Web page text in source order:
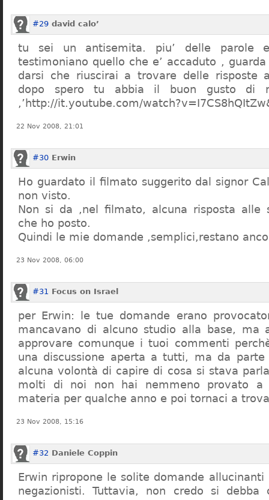
#29 david calo’
tu sei un antisemita. piu’ delle parole
testimoniano quello che e’ accaduto , guarda
darsi che riuscirai a trovare delle risposte
dopo spero tu abbia il buon gusto di
,’http://it.youtube.com/
22 Nov 2008, 21:01
#30 Erwin
Ho guardato il filmato suggerito dal signor
non visto.
Non si da ,nel filmato, alcuna risposta alle
che ho posto.
Quindi le mie domande ,semplici,restano
23 Nov 2008, 06:00
#31 Focus on Israel
per Erwin: le tue domande erano
mancavano di alcuno studio alla base, ma
approvare comunque i tuoi commenti
una discussione aperta a tutti, ma da parte
alcuna volontà di capire di cosa si stava
molti di noi non hai nemmeno provato a
materia per qualche anno e poi tornaci a
23 Nov 2008, 15:16
#32 Daniele Coppin
Erwin ripropone le solite domande
negazionisti. Tuttavia, non credo si debba